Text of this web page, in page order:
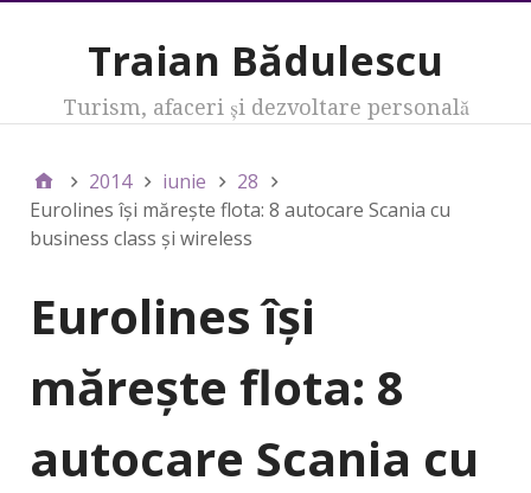
Traian Bădulescu
Turism, afaceri şi dezvoltare personală
2014 iunie
28
Eurolines îşi măreşte flota: 8 autocare Scania cu
business class şi wireless
Eurolines îşi
măreşte flota: 8
autocare Scania cu